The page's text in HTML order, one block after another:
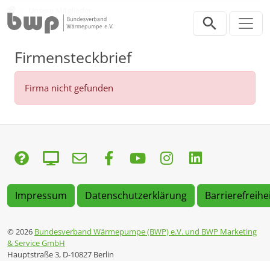
Firmensteckbrief
Firma nicht gefunden
Impressum Datenschutzerklärung
© 2026 Bundesverband Wärmepumpe (BWP) e.V. und BWP Marketing
& Service GmbH
Hauptstraße 3, D-10827 Berlin